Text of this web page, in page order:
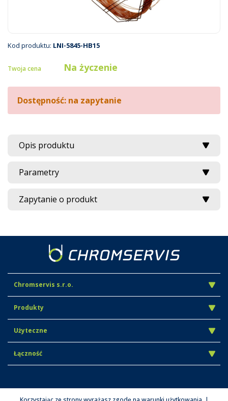
Kod produktu: LNI-5845-HB15
Twoja cena Na życzenie
Dostępność: na zapytanie
Opis produktu
Parametry
Zapytanie o produkt
Chromservis s.r.o.
Produkty
Użyteczne
Łączność